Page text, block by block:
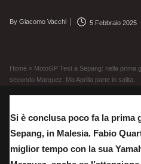
Posted
By Giacomo Vacchi 5 Febbraio 2025
Home » MotoGP Test a Sepang: nella prima
secondo Marquez. Ma Aprilia parte in salita.
Si è conclusa poco fa la prima
Sepang, in Malesia. Fabio
miglior tempo con la sua